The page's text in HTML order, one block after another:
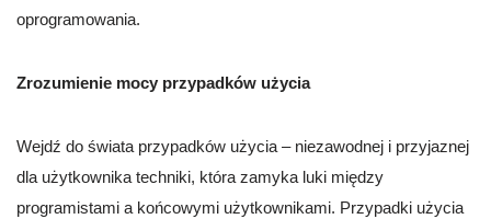
oprogramowania.
Zrozumienie mocy przypadków użycia
Wejdź do świata przypadków użycia – niezawodnej i przyjaznej
dla użytkownika techniki, która zamyka luki między
programistami a końcowymi użytkownikami. Przypadki użycia